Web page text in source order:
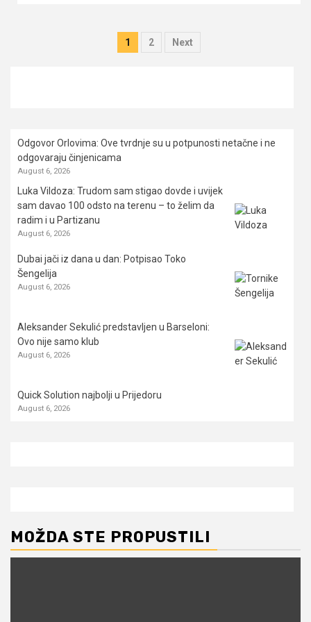
Posts
1 2 Next
Odgovor Orlovima: ​Ove tvrdnje su u potpunosti netačne i ne
odgovaraju činjenicama
August 6, 2026
Luka Vildoza: Trudom sam stigao dovde i uvijek
sam davao 100 odsto na terenu – to želim da
radim i u Partizanu
August 6, 2026
Dubai jači iz dana u dan: Potpisao Toko
Šengelija
August 6, 2026
Aleksander Sekulić predstavljen u Barseloni:
Ovo nije samo klub
August 6, 2026
Quick Solution najbolji u Prijedoru
August 6, 2026
MOŽDA STE PROPUSTILI